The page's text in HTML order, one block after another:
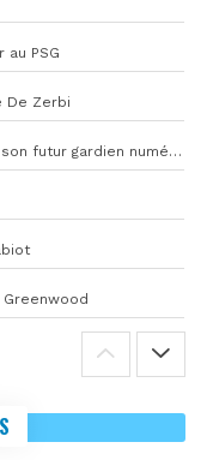
PSG
De Zerbi
Restes, Atubolu, Bulka… L’OM galère pour son futur gardien numéro 1